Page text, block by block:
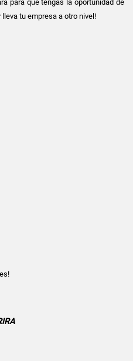
para que tengas la oportunidad de
tu empresa a otro nivel!